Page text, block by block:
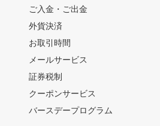
ご入金・ご出金
外貨決済
お取引時間
メールサービス
証券税制
クーポンサービス
バースデープログラム